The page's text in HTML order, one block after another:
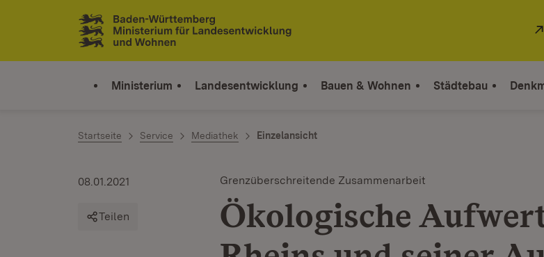
Zum Inhalt springen
Link zur Startseite
Ministerium Landesentwicklung Bauen & Wohnen Städtebau
Startseite Service Mediathek Einzelansicht
Grenzüberschreitende Zusammenarbeit
Ökologische
08.01.2021
Teilen